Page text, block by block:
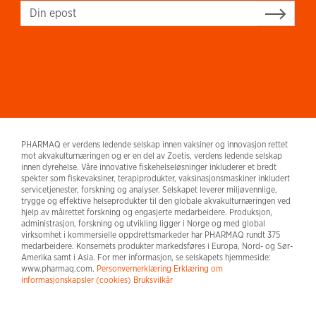
Sign up
PHARMAQ er verdens ledende selskap innen vaksiner og innovasjon rettet
mot akvakulturnæringen og er en del av Zoetis, verdens ledende selskap
innen dyrehelse. Våre innovative fiskehelseløsninger inkluderer et bredt
spekter som fiskevaksiner, terapiprodukter, vaksinasjonsmaskiner inkludert
servicetjenester, forskning og analyser. Selskapet leverer miljøvennlige,
trygge og effektive helseprodukter til den globale akvakulturnæringen ved
hjelp av målrettet forskning og engasjerte medarbeidere. Produksjon,
administrasjon, forskning og utvikling ligger i Norge og med global
virksomhet i kommersielle oppdrettsmarkeder har PHARMAQ rundt 375
medarbeidere. Konsernets produkter markedsføres i Europa, Nord- og Sør-
Amerika samt i Asia. For mer informasjon, se selskapets hjemmeside:
www.pharmaq.com. Personvernerklæring Erklæring om
informasjonskapsler (cookies) Bruksvilkår